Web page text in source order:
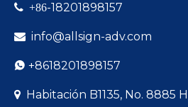
 +86-18201898157
 info@allsign-adv.com
 +8618201898157
 Habitación B1135, No. 8885